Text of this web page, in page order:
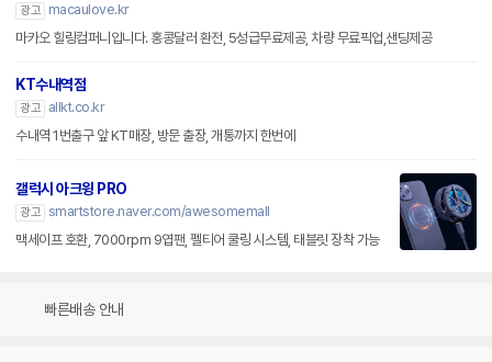
광고
macaulove.kr
마카오 힐링컴퍼니입니다. 홍콩달러 환전, 5성급무료제공, 차량 무료픽업,샌딩제공
KT수내역점
광고
allkt.co.kr
수내역 1번출구 앞 KT매장, 방문 출장, 개통까지 한번에
갤럭시 아크윙 PRO
광고 smartstore.naver.com/awesomemall
맥세이프 호환, 7000rpm 9엽팬, 펠티어 쿨링 시스템, 태블릿 장착 가능
빠른배송 안내